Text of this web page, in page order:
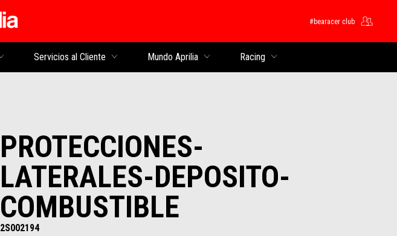
#bearacer club
Servicios al Cliente Mundo Aprilia Racing
PROTECCIONES-
LATERALES-DEPOSITO-
COMBUSTIBLE
2S002194